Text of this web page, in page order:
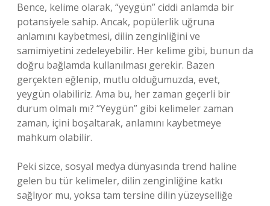
Bence, kelime olarak, “yeygün” ciddi anlamda bir
potansiyele sahip. Ancak, popülerlik uğruna
anlamını kaybetmesi, dilin zenginliğini ve
samimiyetini zedeleyebilir. Her kelime gibi, bunun da
doğru bağlamda kullanılması gerekir. Bazen
gerçekten eğlenip, mutlu olduğumuzda, evet,
yeygün olabiliriz. Ama bu, her zaman geçerli bir
durum olmalı mı? “Yeygün” gibi kelimeler zaman
zaman, içini boşaltarak, anlamını kaybetmeye
mahkum olabilir.
Peki sizce, sosyal medya dünyasında trend haline
gelen bu tür kelimeler, dilin zenginliğine katkı
sağlıyor mu, yoksa tam tersine dilin yüzeyselliğe